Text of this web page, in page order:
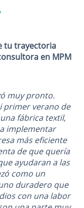
tu trayectoria
en MPM
muy pronto.
primer verano de
fábrica textil,
implementar
más eficiente
de que quería
ayudaran a las
como un
duradero que
con una labor